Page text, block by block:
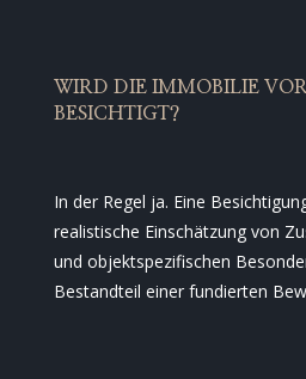
WIRD DIE IMMOBILIE
BESICHTIGT?
In der Regel ja. Eine
realistische Einschätzung von
und objektspezifischen
Bestandteil einer fundierten